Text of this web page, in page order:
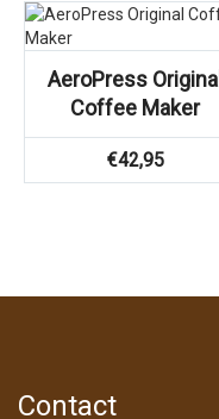
AeroPress Original
Coffee Maker
€42,95
Contact